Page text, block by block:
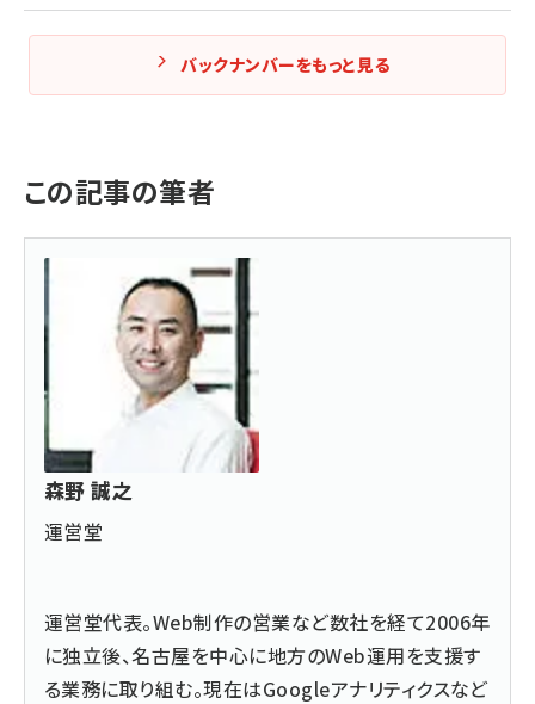
バックナンバーをもっと見る
この記事の筆者
森野 誠之
運営堂
運営堂代表。Web制作の営業など数社を経て2006年
に独立後、名古屋を中心に地方のWeb運用を支援す
る業務に取り組む。現在はGoogleアナリティクスなど